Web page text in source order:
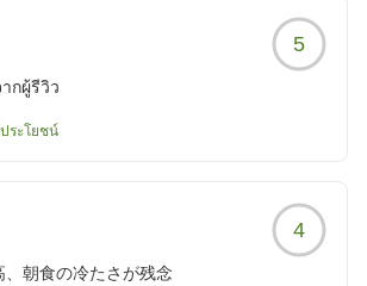
こちらから
hotel/voice/80639?
5
กผู้รีวิว
ระโยชน์
4
朝食の冷たさが残念